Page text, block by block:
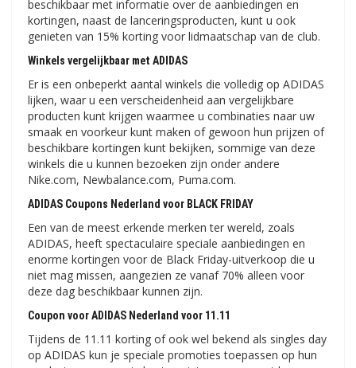
beschikbaar met informatie over de aanbiedingen en
kortingen, naast de lanceringsproducten, kunt u ook
genieten van 15% korting voor lidmaatschap van de club.
Winkels vergelijkbaar met ADIDAS
Er is een onbeperkt aantal winkels die volledig op ADIDAS
lijken, waar u een verscheidenheid aan vergelijkbare
producten kunt krijgen waarmee u combinaties naar uw
smaak en voorkeur kunt maken of gewoon hun prijzen of
beschikbare kortingen kunt bekijken, sommige van deze
winkels die u kunnen bezoeken zijn onder andere
Nike.com, Newbalance.com, Puma.com.
ADIDAS Coupons Nederland voor BLACK FRIDAY
Een van de meest erkende merken ter wereld, zoals
ADIDAS, heeft spectaculaire speciale aanbiedingen en
enorme kortingen voor de Black Friday-uitverkoop die u
niet mag missen, aangezien ze vanaf 70% alleen voor
deze dag beschikbaar kunnen zijn.
Coupon voor ADIDAS Nederland voor 11.11
Tijdens de 11.11 korting of ook wel bekend als singles day
op ADIDAS kun je speciale promoties toepassen op hun